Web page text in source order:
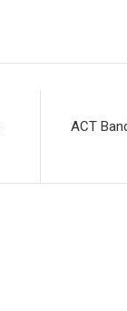
ACT